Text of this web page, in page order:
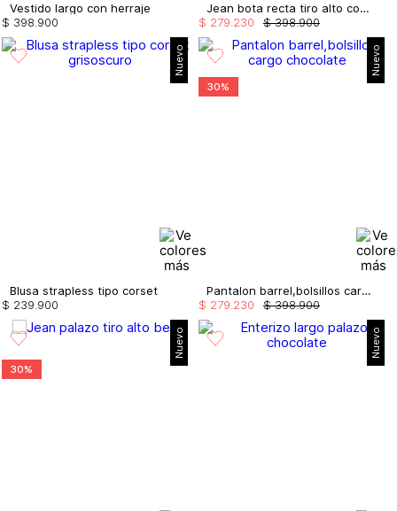
Vestido largo con herraje
$ 398.900
Jean bota recta tiro alto con cristales
$ 398.900
$ 279.230
Nuevo
Blusa strapless tipo corset
$ 239 900
Nuevo
30%
Pantalon barrel,bolsillos cargo
$ 398.900
$ 279 230
Nuevo
30%
Nuevo